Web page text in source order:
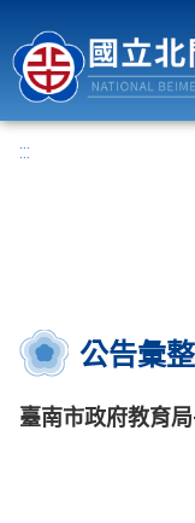
:::
公告彙整
臺南市政府教育